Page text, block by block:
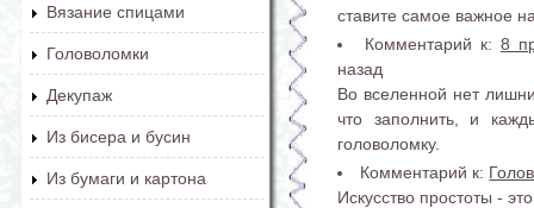
Вязание спицами
Головоломки
Декупаж
Из бисера и бусин
Из бумаги и картона
ставите самое важное
Комментарий к: 8
назад
Во вселенной нет
что заполнить, и
головоломку.
Комментарий к:
Искусство простоты -